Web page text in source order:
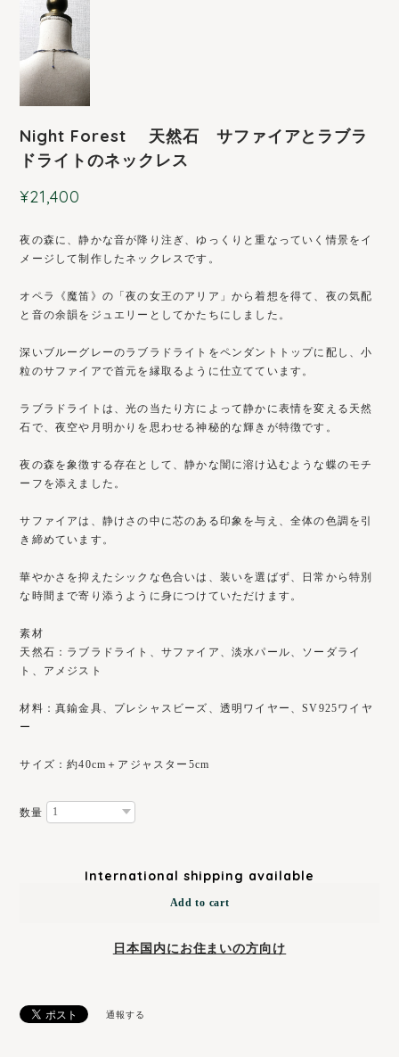
Night Forest 天然石 サファイアとラブラ
ドライトのネックレス
¥21,400
夜の森に、静かな音が降り注ぎ、ゆっくりと重なっていく情景をイ
メージして制作したネックレスです。
オペラ《魔笛》の「夜の女王のアリア」から着想を得て、夜の気配
と音の余韻をジュエリーとしてかたちにしました。
深いブルーグレーのラブラドライトをペンダントトップに配し、小
粒のサファイアで首元を縁取るように仕立てています。
ラブラドライトは、光の当たり方によって静かに表情を変える天然
石で、夜空や月明かりを思わせる神秘的な輝きが特徴です。
夜の森を象徴する存在として、静かな闇に溶け込むような蝶のモチ
ーフを添えました。
サファイアは、静けさの中に芯のある印象を与え、全体の色調を引
き締めています。
華やかさを抑えたシックな色合いは、装いを選ばず、日常から特別
な時間まで寄り添うように身につけていただけます。
素材
天然石：ラブラドライト、サファイア、淡水パール、ソーダライ
ト、アメジスト
材料：真鍮金具、プレシャスビーズ、透明ワイヤー、SV925ワイヤ
ー
サイズ：約40cm＋アジャスター5cm
数量
International shipping available
Add to cart
日本国内にお住まいの方向け
通報する